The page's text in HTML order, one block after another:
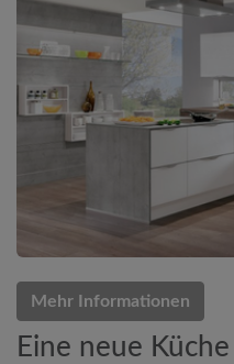
Mehr Informationen
Eine neue